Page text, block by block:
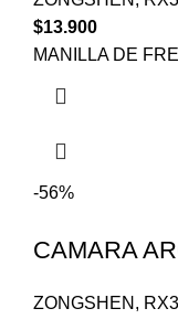
$13.900
MANILLA DE
-56%
CAMARA
ZONGSHEN , RX3